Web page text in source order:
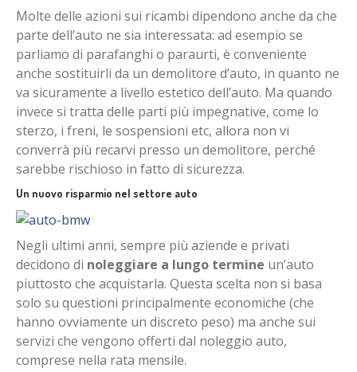
Molte delle azioni sui ricambi dipendono anche da che
parte dell’auto ne sia interessata: ad esempio se
parliamo di parafanghi o paraurti, è conveniente
anche sostituirli da un demolitore d’auto, in quanto ne
va sicuramente a livello estetico dell’auto. Ma quando
invece si tratta delle parti più impegnative, come lo
sterzo, i freni, le sospensioni etc, allora non vi
converrà più recarvi presso un demolitore, perché
sarebbe rischioso in fatto di sicurezza.
Un nuovo risparmio nel settore auto
Negli ultimi anni, sempre più aziende e privati
decidono di noleggiare a lungo termine un’auto
piuttosto che acquistarla. Questa scelta non si basa
solo su questioni principalmente economiche (che
hanno ovviamente un discreto peso) ma anche sui
servizi che vengono offerti dal noleggio auto,
comprese nella rata mensile.